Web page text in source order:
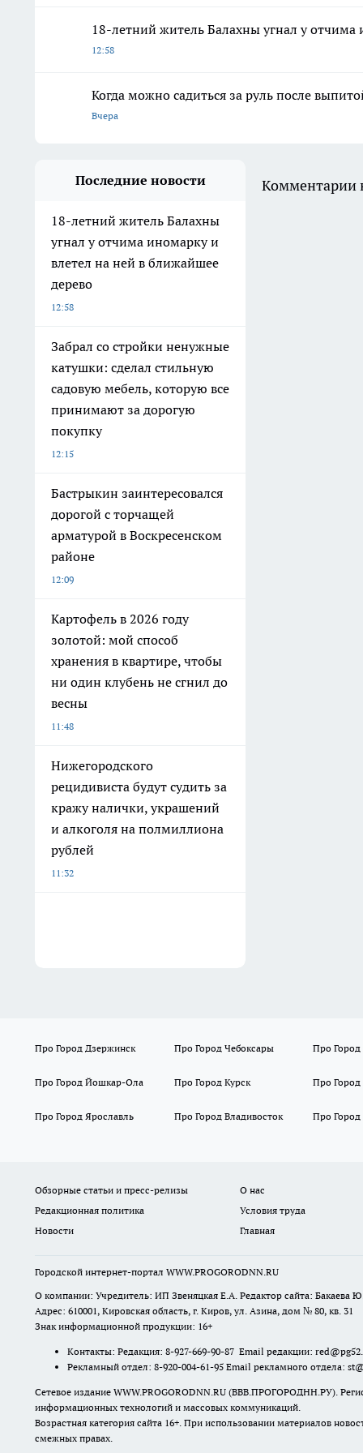
18-летний житель Балахны угнал у
12:58
Когда можно садиться за руль после
Вчера
Последние новости
18-летний житель Балахны
угнал у отчима иномарку и
влетел на ней в ближайшее
дерево
12:58
Забрал со стройки ненужные
катушки: сделал стильную
садовую мебель, которую все
принимают за дорогую
покупку
12:15
Бастрыкин заинтересовался
дорогой с торчащей
арматурой в Воскресенском
районе
12:09
Картофель в 2026 году
золотой: мой способ
хранения в квартире, чтобы
ни один клубень не сгнил до
весны
11:48
Нижегородского
рецидивиста будут судить за
кражу налички, украшений
и алкоголя на полмиллиона
рублей
11:32
Комментарии
Про Город Дзержинск Про Город Чебоксары Про Город
Про Город Йошкар-Ола Про Город Курск Про
Про Город Ярославль Про Город Владивосток Про Город
Обзорные статьи и пресс-релизы
О нас
Редакционная политика
Условия труда
Новости
Главная
Городской интернет-портал WWW.PROGORODNN.RU
О компании: Учредитель: ИП Звеняцкая Е.А. Редактор сайта: Бакаева
Адрес: 610001, Кировская область, г. Киров, ул. Азина, дом № 80, кв. 31
Знак информационной продукции: 16+
Контакты: Редакция: 8-927-669-90-87 Email редакции:
Рекламный отдел: 8-920-004-61-95 Email рекламного отдела:
Сетевое издание WWW.PROGORODNN.RU (ВВВ.ПРОГОРОДНН.РУ).
информационных технологий и массовых коммуникаций.
Возрастная категория сайта 16+. При использовании материалов
смежных правах.